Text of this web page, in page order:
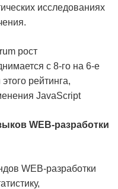
исследованиях
рост
с 8-го на 6-е
рейтинга,
JavaScript
WEB-разработки
WEB-разработки